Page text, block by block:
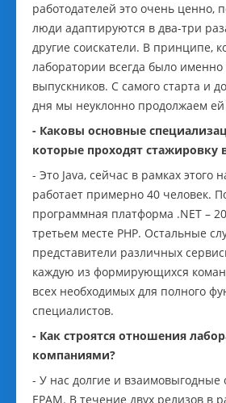
работодателей это очень ценно,
люди адаптируются в два-три
другие соискатели. В принципе,
лаборатории всегда было именно
выпускников. С самого старта и
дня мы неуклонно продолжаем ей
- Каковы основные
которые проходят стажировку
- Это Java, сейчас в рамках этого
работает примерно 40 человек.
программная платформа .NET –
третьем месте PHP. Остальные
представители различных
каждую из формирующихся
всех необходимых для полного
специалистов.
- Как строятся отношения
компаниями?
- У нас долгие и взаимовыгодные
EPAM. В течение двух релизов в